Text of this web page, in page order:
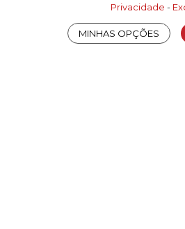
Privacidade -
MINHAS OPÇÕES
+55 (47)